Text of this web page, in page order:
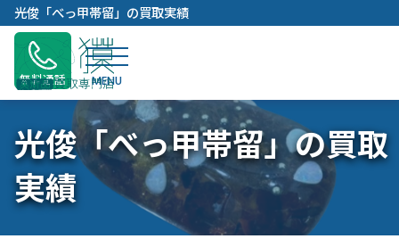
容
キ
ッ
プ
光俊「べっ甲帯留」の買取実績
無料通話
光俊「べっ甲帯留」の買取
実績